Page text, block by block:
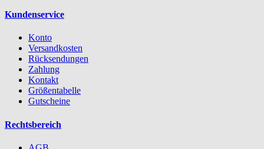
Kundenservice
Konto
Versandkosten
Rücksendungen
Zahlung
Kontakt
Größentabelle
Gutscheine
Rechtsbereich